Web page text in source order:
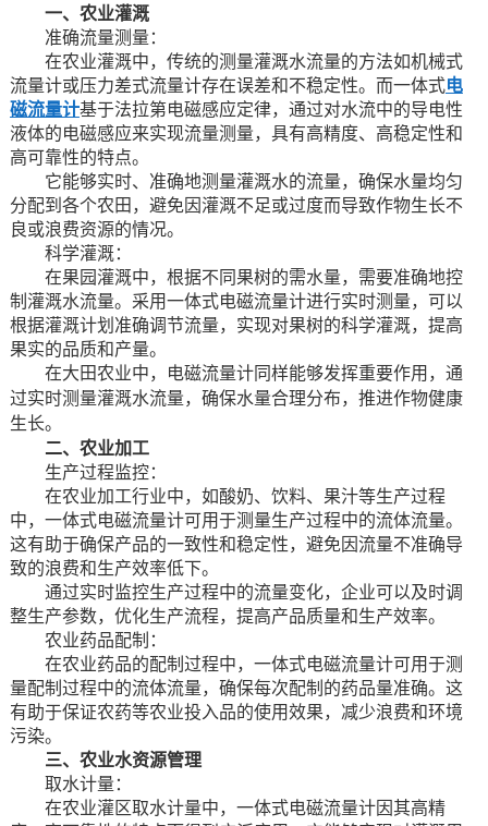
一、农业灌溉
准确流量测量：
在农业灌溉中，传统的测量灌溉水流量的方法如机械式
流量计或压力差式流量计存在误差和不稳定性。而一体式电
磁流量计基于法拉第电磁感应定律，通过对水流中的导电性
液体的电磁感应来实现流量测量，具有高精度、高稳定性和
高可靠性的特点。
它能够实时、准确地测量灌溉水的流量，确保水量均匀
分配到各个农田，避免因灌溉不足或过度而导致作物生长不
良或浪费资源的情况。
科学灌溉：
在果园灌溉中，根据不同果树的需水量，需要准确地控
制灌溉水流量。采用一体式电磁流量计进行实时测量，可以
根据灌溉计划准确调节流量，实现对果树的科学灌溉，提高
果实的品质和产量。
在大田农业中，电磁流量计同样能够发挥重要作用，通
过实时测量灌溉水流量，确保水量合理分布，推进作物健康
生长。
二、农业加工
生产过程监控：
在农业加工行业中，如酸奶、饮料、果汁等生产过程
中，一体式电磁流量计可用于测量生产过程中的流体流量。
这有助于确保产品的一致性和稳定性，避免因流量不准确导
致的浪费和生产效率低下。
通过实时监控生产过程中的流量变化，企业可以及时调
整生产参数，优化生产流程，提高产品质量和生产效率。
农业药品配制：
在农业药品的配制过程中，一体式电磁流量计可用于测
量配制过程中的流体流量，确保每次配制的药品量准确。这
有助于保证农药等农业投入品的使用效果，减少浪费和环境
污染。
三、农业水资源管理
取水计量：
在农业灌区取水计量中，一体式电磁流量计因其高精